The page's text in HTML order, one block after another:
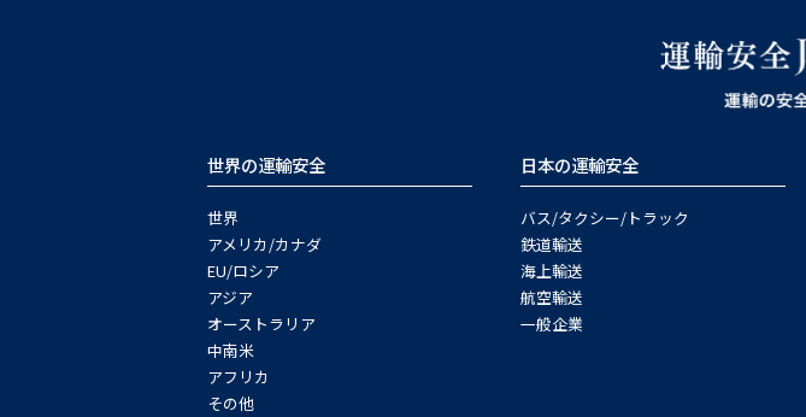
世界の運輸安全
世界
アメリカ/カナダ
EU/ロシア
アジア
オーストラリア
中南米
アフリカ
その他
日本の運輸安全
バス/タクシー/トラック
鉄道輸送
海上輸送
航空輸送
一般企業